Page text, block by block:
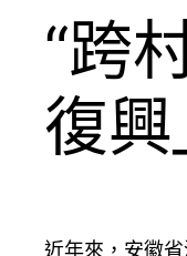
“跨
復興
近年來，安徽